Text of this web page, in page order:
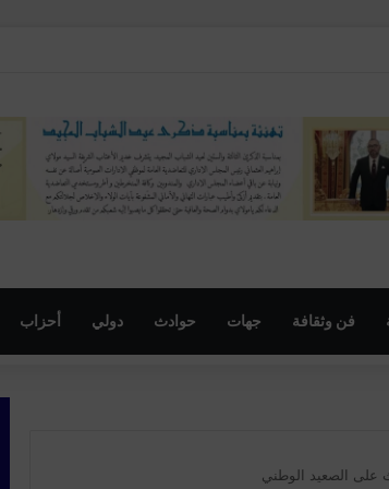
ضد الجنوب افريقيات والتي قد تؤهلهن للوصول لكأس العالم
فن وثقافة جهات حوادث دولي أحزاب